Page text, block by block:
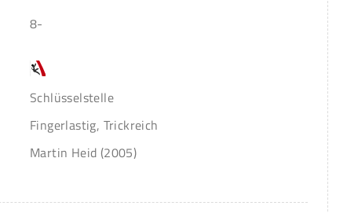
8-
Schlüsselstelle
Fingerlastig, Trickreich
Martin Heid (2005)